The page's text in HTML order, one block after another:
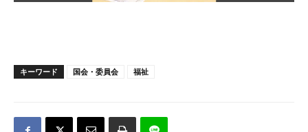
キーワード 国会・委員会 福祉